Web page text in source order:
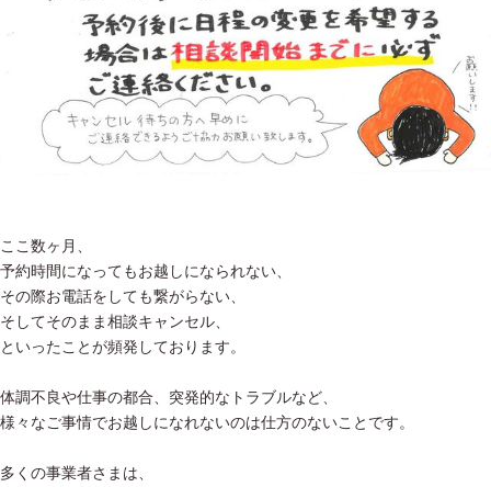
ここ数ヶ月、
予約時間になってもお越しになられない、
その際お電話をしても繋がらない、
そしてそのまま相談キャンセル、
といったことが頻発しております。
体調不良や仕事の都合、突発的なトラブルなど、
様々なご事情でお越しになれないのは仕方のないことです。
多くの事業者さまは、